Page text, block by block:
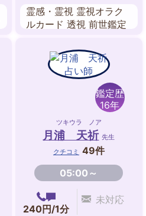
霊感・霊視 霊視オラク
ルカード 透視 前世鑑定
スピリチュアル・リーデ
ィング 風水
鑑定歴
16年
ツキウラ ノア
月浦 天祈 先生
クチコミ 49件
05:00～
240円/1分
未対応